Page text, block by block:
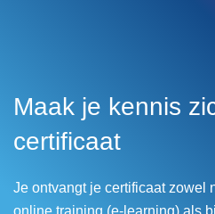
Maak je kennis
certificaat
Je ontvangt je certificaat zowel
online training (e-learning) als